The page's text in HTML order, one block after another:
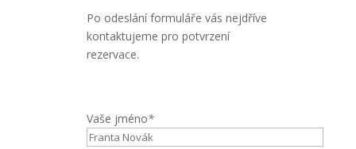
Po odeslání formuláře vás nejdříve
kontaktujeme pro potvrzení
rezervace.
Vaše jméno*